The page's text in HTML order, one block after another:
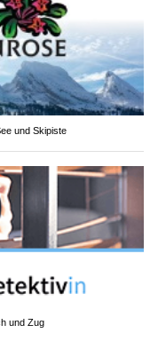
und Skipiste
und Zug